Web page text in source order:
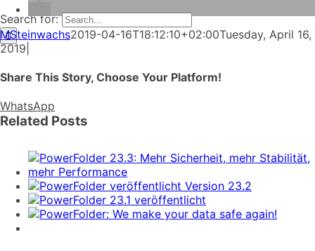
Search for:
MSteinwachs2019-04-16T18:12:10+02:00Tuesday, April 16,
2019
Share This Story, Choose Your Platform!
WhatsApp
Related Posts